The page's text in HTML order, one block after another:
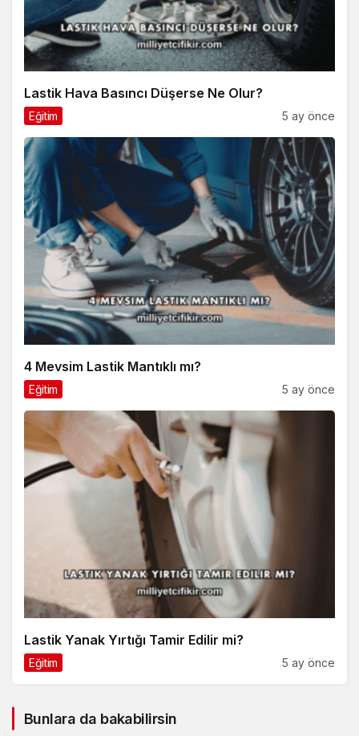
Lastik Hava Basıncı Düşerse Ne Olur?
Eğitim 5 ay önce
4 Mevsim Lastik Mantıklı mı?
Eğitim 5 ay önce
Lastik Yanak Yırtığı Tamir Edilir mi?
Eğitim 5 ay önce
Bunlara da bakabilirsin